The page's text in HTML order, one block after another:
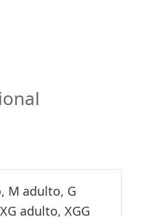
M adulto, G
adulto, XGG